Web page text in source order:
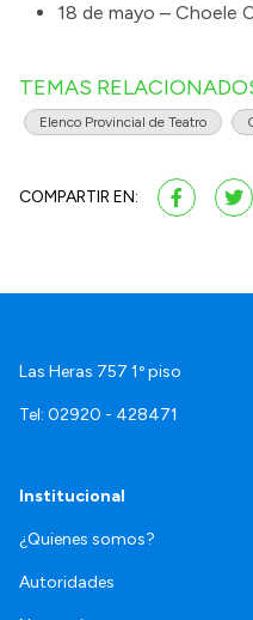
18 de mayo – Choele
TEMAS
Elenco Provincial de Teatro
COMPARTIR EN:
Las Heras 757 1º piso
Tel: 02920 - 428471
Institucional
¿Quienes somos?
Autoridades